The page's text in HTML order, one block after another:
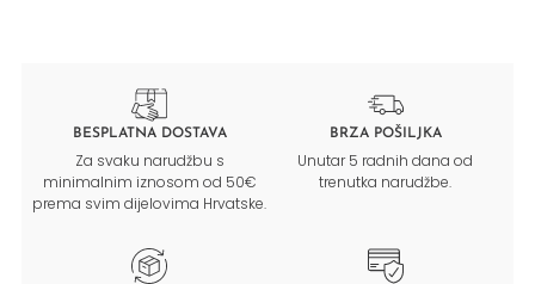
BESPLATNA DOSTAVA
Za svaku narudžbu s
minimalnim iznosom od 50€
prema svim dijelovima Hrvatske.
BRZA POŠILJKA
Unutar 5 radnih dana od
trenutka narudžbe.